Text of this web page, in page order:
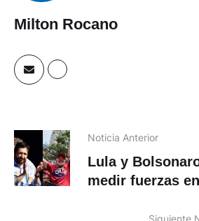
Milton Rocano
Noticia Anterior
Lula y
medir fuerzas